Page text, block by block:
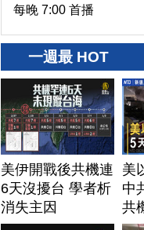
每晚 7:00 首播
一週最 HOT
美伊開戰後共機連
6天沒擾台 學者析
消失主因
美
中
共